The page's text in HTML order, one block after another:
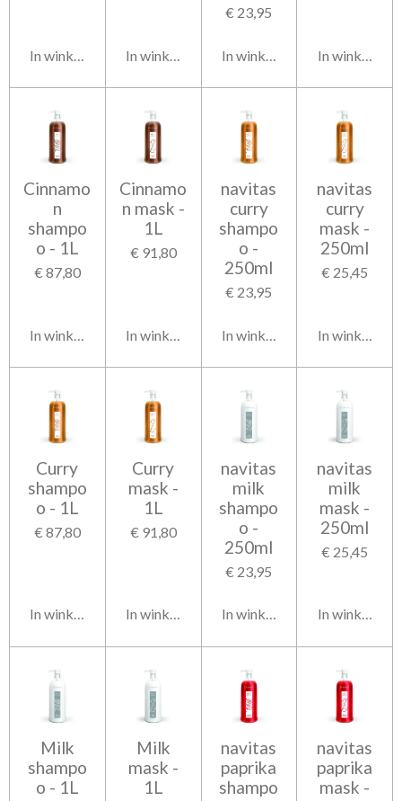
In winkelwagen In winkelwagen
€ 23,95
In winkelwagen In
Cinnamo
n
shampo
o - 1L
€ 87,80
In winkelwagen
Cinnamo
n mask -
1L
€ 91,80
In winkelwagen
navitas
curry
shampo
o -
250ml
€ 23,95
In winkelwagen
navitas
curry
mask -
250ml
€ 25,45
In
Curry
shampo
o - 1L
€ 87,80
In winkelwagen
Curry
mask -
1L
€ 91,80
In winkelwagen
navitas
milk
shampo
o -
250ml
€ 23,95
In winkelwagen
navitas
milk
mask -
250ml
€ 25,45
In
Milk
shampo
o - 1L
Milk
mask -
1L
navitas
paprika
shampo
navitas
paprika
mask -